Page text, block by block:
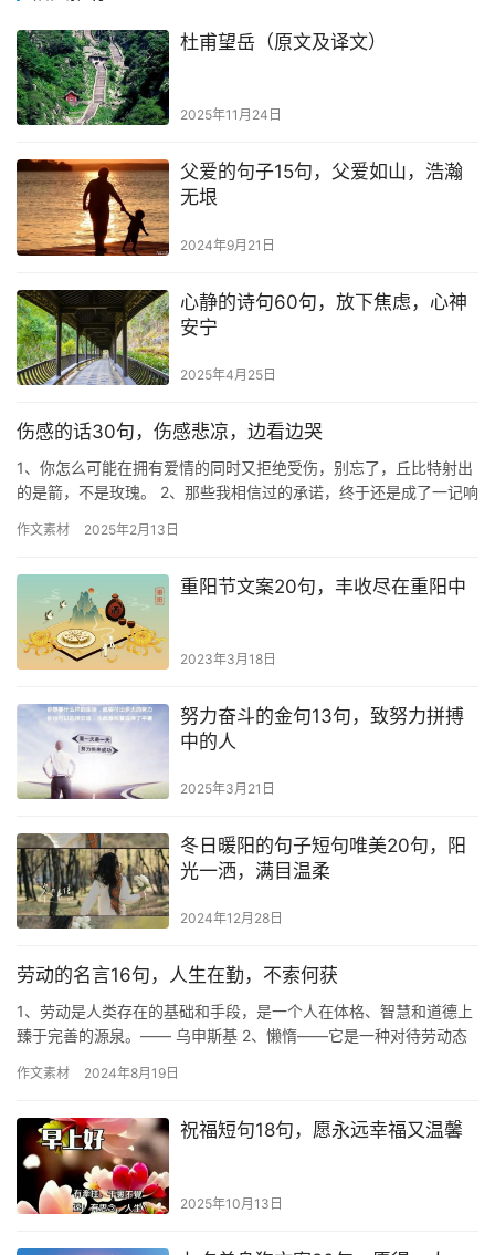
杜甫望岳（原文及译文）
2025年11月24日
父爱的句子15句，父爱如山，浩瀚
无垠
2024年9月21日
心静的诗句60句，放下焦虑，心神
安宁
2025年4月25日
伤感的话30句，伤感悲凉，边看边哭
1、你怎么可能在拥有爱情的同时又拒绝受伤，别忘了，丘比特射出
的是箭，不是玫瑰。 2、那些我相信过的承诺，终于还是成了一记响
作文素材 2025年2月13日
重阳节文案20句，丰收尽在重阳中
2023年3月18日
努力奋斗的金句13句，致努力拼搏
中的人
2025年3月21日
冬日暖阳的句子短句唯美20句，阳
光一洒，满目温柔
2024年12月28日
劳动的名言16句，人生在勤，不索何获
1、劳动是人类存在的基础和手段，是一个人在体格、智慧和道德上
臻于完善的源泉。—— 乌申斯基 2、懒惰——它是一种对待劳动态
作文素材 2024年8月19日
祝福短句18句，愿永远幸福又温馨
2025年10月13日